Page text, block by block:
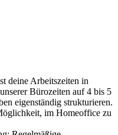
deine Arbeitszeiten in
Bürozeiten auf 4 bis 5
eigenständig strukturieren.
im Homeoffice zu